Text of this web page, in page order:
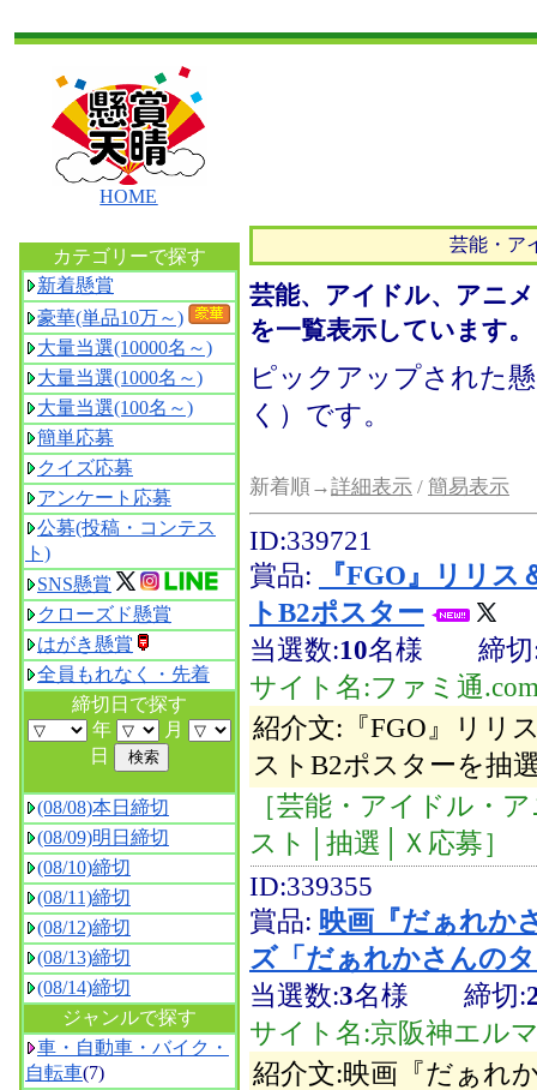
HOME
カテゴリーで探す
新着懸賞
豪華(単品10万～)
大量当選(10000名～)
大量当選(1000名～)
大量当選(100名～)
簡単応募
クイズ応募
アンケート応募
公募(投稿・コンテス
ト)
SNS懸賞
クローズド懸賞
はがき懸賞
全員もれなく・先着
締切日で探す
年
月
日
(08/08)本日締切
(08/09)明日締切
(08/10)締切
(08/11)締切
(08/12)締切
(08/13)締切
(08/14)締切
ジャンルで探す
車・自動車・バイク・
自転車(7)
芸能・ア
芸能、アイドル、アニ
を一覧表示しています。
ピックアップされた
く）です。
新着順→詳細表示 / 簡易表示
ID:339721
賞品:
『FGO』リリ
トB2ポスター
当選数:10名様
締
サイト名:ファミ通
紹介文:『FGO』リリ
ストB2ポスターを抽
［芸能・アイドル・
スト│抽選│Ｘ応募］
ID:339355
賞品: 映画『だぁれか
ズ「だぁれかさんの
当選数:3名様 締切:
サイト名:京阪神エル
紹介文:映画『だぁれ